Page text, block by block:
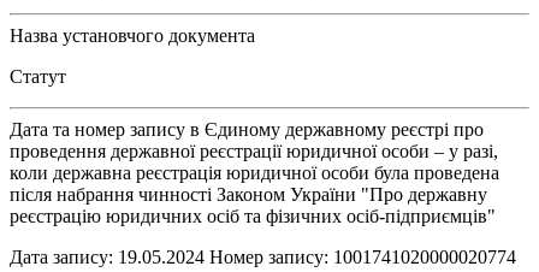
Назва установчого документа
Статут
Дата та номер запису в Єдиному державному реєстрі про
проведення державної реєстрації юридичної особи – у разі,
коли державна реєстрація юридичної особи була проведена
після набрання чинності Законом України "Про державну
реєстрацію юридичних осіб та фізичних осіб-підприємців"
Дата запису: 19.05.2024 Номер запису: 1001741020000020774